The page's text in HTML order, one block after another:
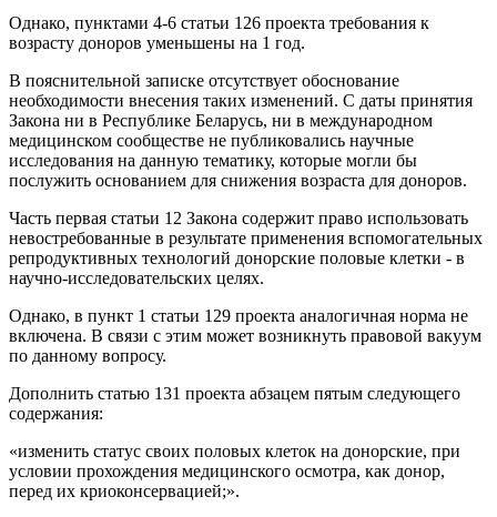
Однако, пунктами 4-6 статьи 126 проекта требования к
возрасту доноров уменьшены на 1 год.
В пояснительной записке отсутствует обоснование
необходимости внесения таких изменений. С даты принятия
Закона ни в Республике Беларусь, ни в международном
медицинском сообществе не публиковались научные
исследования на данную тематику, которые могли бы
послужить основанием для снижения возраста для доноров.
Часть первая статьи 12 Закона содержит право использовать
невостребованные в результате применения вспомогательных
репродуктивных технологий донорские половые клетки - в
научно-исследовательских целях.
Однако, в пункт 1 статьи 129 проекта аналогичная норма не
включена. В связи с этим может возникнуть правовой вакуум
по данному вопросу.
Дополнить статью 131 проекта абзацем пятым следующего
содержания:
«изменить статус своих половых клеток на донорские, при
условии прохождения медицинского осмотра, как донор,
перед их криоконсервацией;».